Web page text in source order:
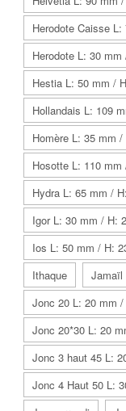
Herodote Caisse
Herodote L: 30
Hestia L: 50 mm /
Hollandais L: 109
Homère L: 35 mm
Hosotte L: 110 mm
Hydra L: 65 mm /
Igor L: 30 mm / H:
Ios L: 50 mm / H:
Ithaque
Jamaïl
Jonc 20 L: 20 mm
Jonc 20*30 L: 20
Jonc 3 haut 45 L:
Jonc 4 Haut 50 L: